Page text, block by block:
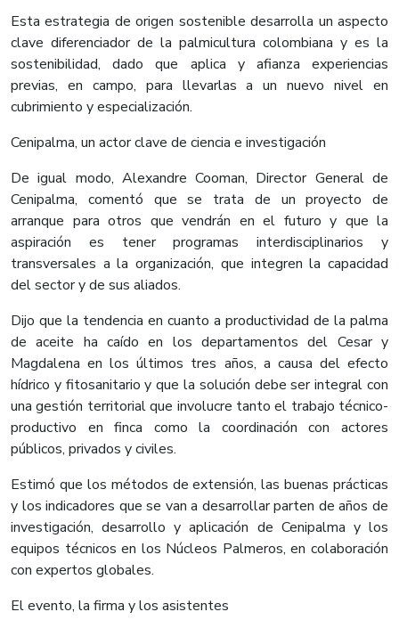
Esta estrategia de origen sostenible desarrolla un aspecto
clave diferenciador de la palmicultura colombiana y es la
sostenibilidad, dado que aplica y afianza experiencias
previas, en campo, para llevarlas a un nuevo nivel en
cubrimiento y especialización.
Cenipalma, un actor clave de ciencia e investigación
De igual modo, Alexandre Cooman, Director General de
Cenipalma, comentó que se trata de un proyecto de
arranque para otros que vendrán en el futuro y que la
aspiración es tener programas interdisciplinarios y
transversales a la organización, que integren la capacidad
del sector y de sus aliados.
Dijo que la tendencia en cuanto a productividad de la palma
de aceite ha caído en los departamentos del Cesar y
Magdalena en los últimos tres años, a causa del efecto
hídrico y fitosanitario y que la solución debe ser integral con
una gestión territorial que involucre tanto el trabajo técnico-
productivo en finca como la coordinación con actores
públicos, privados y civiles.
Estimó que los métodos de extensión, las buenas prácticas
y los indicadores que se van a desarrollar parten de años de
investigación, desarrollo y aplicación de Cenipalma y los
equipos técnicos en los Núcleos Palmeros, en colaboración
con expertos globales.
El evento, la firma y los asistentes